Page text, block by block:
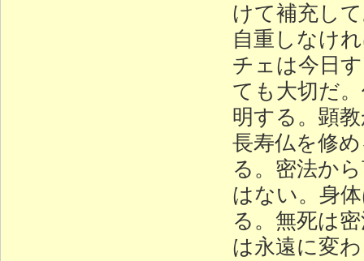
けて補充し
自重しなけ
チェは今日
ても大切だ
明する。顕
長寿仏を修
る。密法か
はない。身
る。無死は
は永遠に変